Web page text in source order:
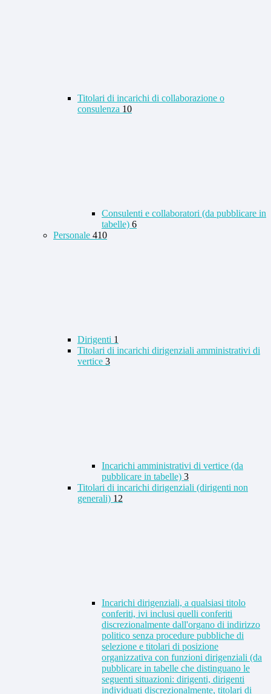
Titolari di incarichi di collaborazione o
consulenza 10
Consulenti e collaboratori (da pubblicare in
tabelle) 6
Personale 410
Dirigenti 1
Titolari di incarichi dirigenziali amministrativi di
vertice 3
Incarichi amministrativi di vertice (da
pubblicare in tabelle) 3
Titolari di incarichi dirigenziali (dirigenti non
generali) 12
Incarichi dirigenziali, a qualsiasi titolo
conferiti, ivi inclusi quelli conferiti
discrezionalmente dall'organo di indirizzo
politico senza procedure pubbliche di
selezione e titolari di posizione
organizzativa con funzioni dirigenziali (da
pubblicare in tabelle che distinguano le
seguenti situazioni: dirigenti, dirigenti
individuati discrezionalmente, titolari di